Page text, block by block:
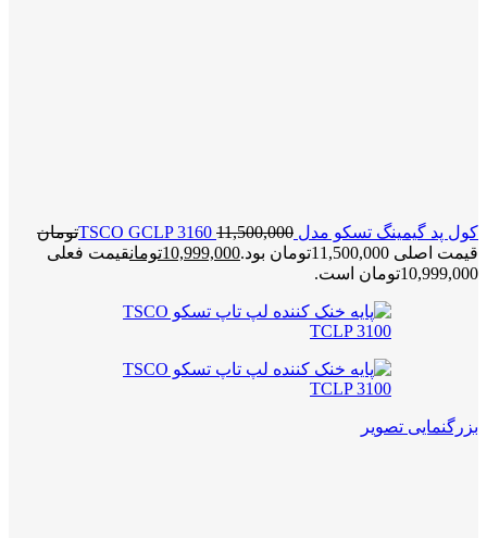
کول پد گیمینگ تسکو مدل TSCO GCLP 3160 11,500,000
تومان
قیمت اصلی 11,500,000تومان بود.
10,999,000تومانقیمت فعلی
10,999,000تومان است.
بزرگنمایی تصویر